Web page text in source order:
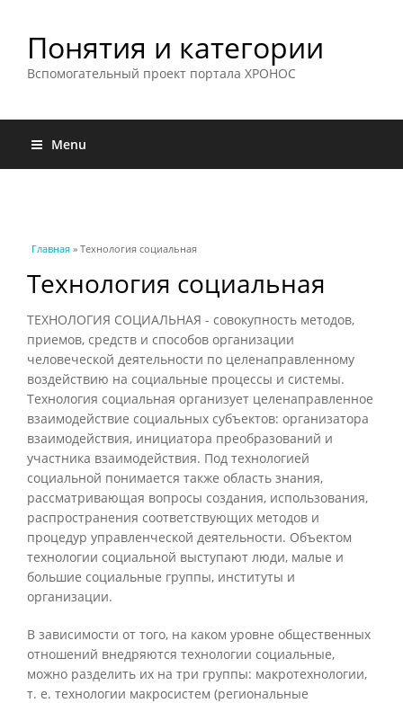
Понятия и категории
Вспомогательный проект портала ХРОНОС
Menu
Вы здесь
Главная » Технология социальная
Технология социальная
ТЕХНОЛОГИЯ СОЦИАЛЬНАЯ - совокупность методов,
приемов, средств и способов организации
человеческой деятельности по целенаправленному
воздействию на социальные процессы и системы.
Технология социальная организует целенаправленное
взаимодействие социальных субъектов: организатора
взаимодействия, инициатора преобразований и
участника взаимодействия. Под технологией
социальной понимается также область знания,
рассматривающая вопросы создания, использования,
распространения соответствующих методов и
процедур управленческой деятельности. Объектом
технологии социальной выступают люди, малые и
большие социальные группы, институты и
организации.
В зависимости от того, на каком уровне общественных
отношений внедряются технологии социальные,
можно разделить их на три группы: макротехнологии,
т. е. технологии макросистем (региональные